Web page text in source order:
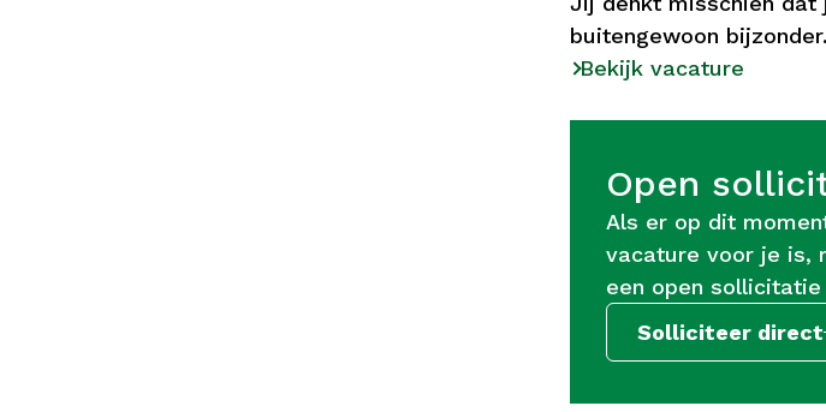
buitengewoon bijzonder.
Bekijk vacature
Open
Als er op dit
vacature voor je is,
een open sollicitatie
Solliciteer direct